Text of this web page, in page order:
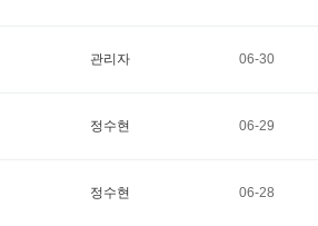
관리자 06-30
정수현 06-29
정수현 06-28